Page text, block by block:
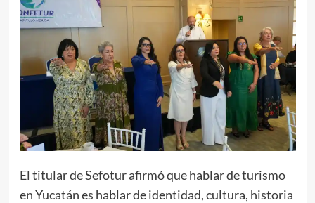
El titular de Sefotur afirmó que hablar de turismo
en Yucatán es hablar de identidad, cultura, historia